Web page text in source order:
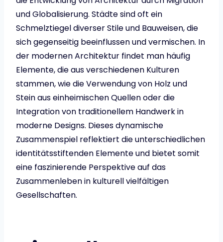
und Globalisierung. Städte sind oft ein
Schmelztiegel diverser Stile und Bauweisen, die
sich gegenseitig beeinflussen und vermischen. In
der modernen Architektur findet man häufig
Elemente, die aus verschiedenen Kulturen
stammen, wie die Verwendung von Holz und
Stein aus einheimischen Quellen oder die
Integration von traditionellem Handwerk in
moderne Designs. Dieses dynamische
Zusammenspiel reflektiert die unterschiedlichen
identitätsstiftenden Elemente und bietet somit
eine faszinierende Perspektive auf das
Zusammenleben in kulturell vielfältigen
Gesellschaften.